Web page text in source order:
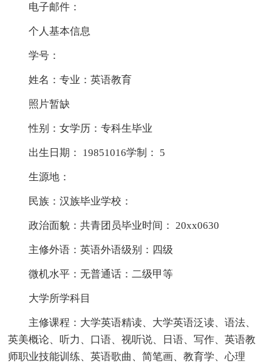
电子邮件：
个人基本信息
学号：
姓名：专业：英语教育
照片暂缺
性别：女学历：专科生毕业
出生日期： 19851016学制： 5
生源地：
民族：汉族毕业学校：
政治面貌：共青团员毕业时间： 20xx0630
主修外语：英语外语级别：四级
微机水平：无普通话：二级甲等
大学所学科目
主修课程：大学英语精读、大学英语泛读、语法、
英美概论、听力、口语、视听说、日语、写作、英语教
师职业技能训练、英语歌曲、简笔画、教育学、心理